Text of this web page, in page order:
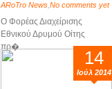
ARoTro News No comments yet
Ο Φορέας Διαχείρισης
Εθνικού Δρυμού Οίτης
πρ�...
14
Ιούλ 2014